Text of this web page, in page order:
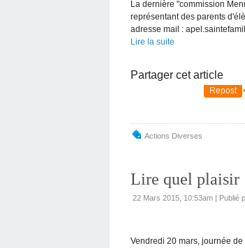
La dernière "commission
représentant des parents
adresse mail :
Lire la suite
Partager cet article
Repost
Actions Diverses
Lire quel plaisir
22 Mars 2015, 10:53am | Publié
Vendredi 20 mars, journée